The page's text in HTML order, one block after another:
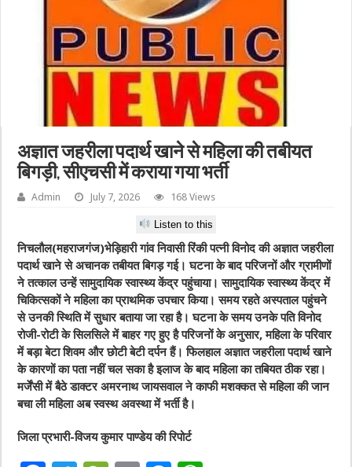
अज्ञात जहरीला पदार्थ खाने से महिला की तबीयत
बिगड़ी, सीएचसी में कराया गया भर्ती
Admin July 7, 2026 168 Views
Listen to this
निचलौल(महराजगंज)भेड़िहारी गांव निवासी रिंकी पत्नी विनोद की अज्ञात जहरीला
पदार्थ खाने से अचानक तबीयत बिगड़ गई। घटना के बाद परिजनों और ग्रामीणों
ने तत्काल उन्हें सामुदायिक स्वास्थ्य केंद्र पहुंचाया। सामुदायिक स्वास्थ्य केंद्र में
चिकित्सकों ने महिला का प्राथमिक उपचार किया। समय रहते अस्पताल पहुंचने
से उनकी स्थिति में सुधार बताया जा रहा है। घटना के समय उनके पति विनोद
रोजी-रोटी के सिलसिले में बाहर गए हुए है परिजनों के अनुसार, महिला के परिवार
में बड़ा बेटा शिवम और छोटी बेटी दर्पन हैं। फिलहाल अज्ञात जहरीला पदार्थ खाने
के कारणों का पता नहीं चल सका है इलाज के बाद महिला का तबियत ठीक रहा।
मर्जेंसी में बैठे डाक्टर अमरनाथ जायसवाल ने काफी मशक्कत से महिला की जान
बचा ली महिला अब स्वस्थ अवस्था में भर्ती है।
जिला प्रभारी-विजय कुमार पाण्डेय की रिपोर्ट